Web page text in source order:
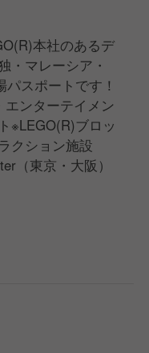
本社のあるデ
・マレーシア・
スポートです！
ンターテイメン
※LEGO(R)ブロッ
クション施設
（東京・大阪）